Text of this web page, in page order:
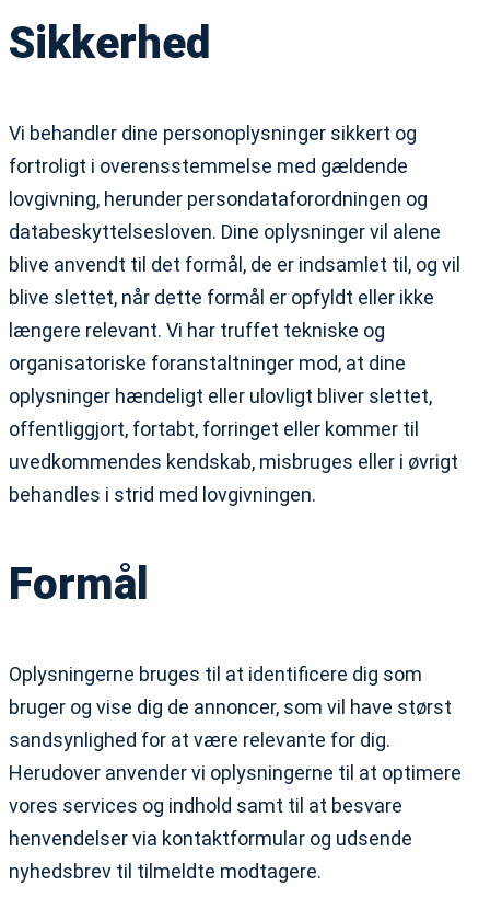
Sikkerhed
Vi behandler dine personoplysninger sikkert og
fortroligt i overensstemmelse med gældende
lovgivning, herunder persondataforordningen og
databeskyttelsesloven. Dine oplysninger vil alene
blive anvendt til det formål, de er indsamlet til, og vil
blive slettet, når dette formål er opfyldt eller ikke
længere relevant. Vi har truffet tekniske og
organisatoriske foranstaltninger mod, at dine
oplysninger hændeligt eller ulovligt bliver slettet,
offentliggjort, fortabt, forringet eller kommer til
uvedkommendes kendskab, misbruges eller i øvrigt
behandles i strid med lovgivningen.
Formål
Oplysningerne bruges til at identificere dig som
bruger og vise dig de annoncer, som vil have størst
sandsynlighed for at være relevante for dig.
Herudover anvender vi oplysningerne til at optimere
vores services og indhold samt til at besvare
henvendelser via kontaktformular og udsende
nyhedsbrev til tilmeldte modtagere.